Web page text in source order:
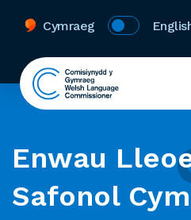
Cymraeg
Enwau
Safonol